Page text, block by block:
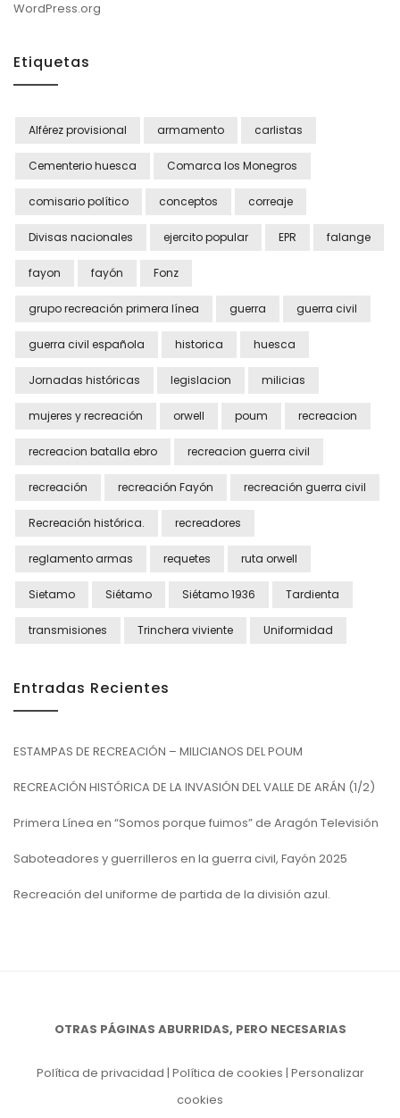
WordPress.org
Etiquetas
Alférez provisional armamento carlistas
Cementerio huesca Comarca los Monegros
comisario político conceptos correaje
Divisas nacionales ejercito popular EPR falange
fayon fayón Fonz
grupo recreación primera línea guerra guerra civil
guerra civil española historica huesca
Jornadas históricas legislacion milicias
mujeres y recreación orwell poum recreacion
recreacion batalla ebro recreacion guerra civil
recreación recreación Fayón recreación guerra civil
Recreación histórica. recreadores
reglamento armas requetes ruta orwell
Sietamo Siétamo Siétamo 1936 Tardienta
transmisiones Trinchera viviente Uniformidad
Entradas Recientes
ESTAMPAS DE RECREACIÓN – MILICIANOS DEL POUM
RECREACIÓN HISTÓRICA DE LA INVASIÓN DEL VALLE DE ARÁN (1/2)
Primera Línea en “Somos porque fuimos” de Aragón Televisión
Saboteadores y guerrilleros en la guerra civil, Fayón 2025
Recreación del uniforme de partida de la división azul.
OTRAS PÁGINAS ABURRIDAS, PERO NECESARIAS
Política de privacidad | Política de cookies | Personalizar
cookies